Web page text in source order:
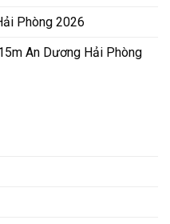
Phòng 2026
An Dương Hải Phòng